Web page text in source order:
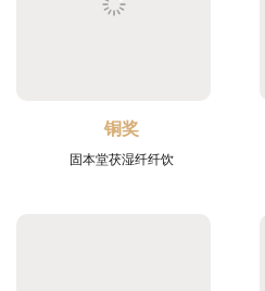
铜奖
固本堂茯湿纤纤饮